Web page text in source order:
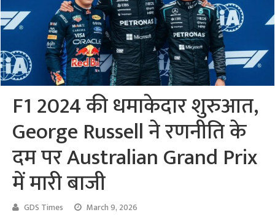
F1 2024 की धमाकेदार शुरुआत,
George Russell ने रणनीति के
दम पर Australian Grand Prix
में मारी बाजी
GDS Times March 9, 2026